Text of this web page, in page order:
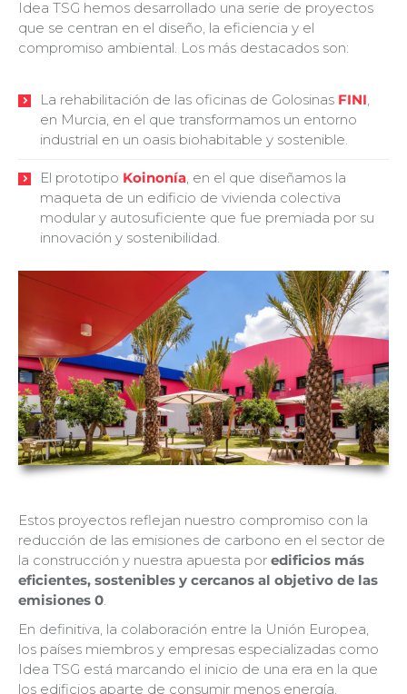
Idea TSG hemos desarrollado una serie de proyectos
que se centran en el diseño, la eficiencia y el
compromiso ambiental. Los más destacados son:
La rehabilitación de las oficinas de Golosinas FINI
en Murcia, en el que transformamos un entorno
industrial en un oasis biohabitable y sostenible.
El prototipo Koinonía , en el que diseñamos la
maqueta de un edificio de vivienda colectiva
modular y autosuficiente que fue premiada por su
innovación y sostenibilidad.
Estos proyectos reflejan nuestro compromiso con la
reducción de las emisiones de carbono en el sector de
la construcción y nuestra apuesta por edificios más
eficientes, sostenibles y cercanos al objetivo de las
emisiones 0.
En definitiva, la colaboración entre la Unión Europea,
los países miembros y empresas especializadas como
Idea TSG está marcando el inicio de una era en la que
los edificios aparte de consumir menos energía,